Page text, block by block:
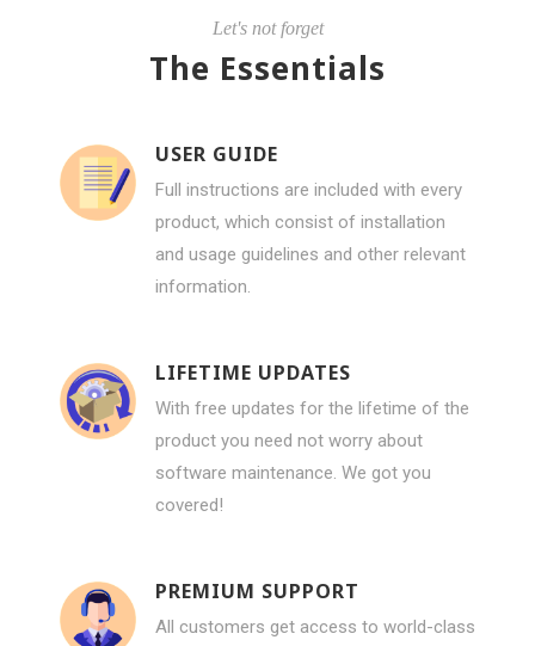
Let's not forget
The Essentials
USER GUIDE
Full instructions are included with every
product, which consist of installation
and usage guidelines and other relevant
information.
LIFETIME UPDATES
With free updates for the lifetime of the
product you need not worry about
software maintenance. We got you
covered!
PREMIUM SUPPORT
All customers get access to world-class